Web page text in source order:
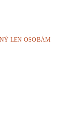
LEN OSOBÁM